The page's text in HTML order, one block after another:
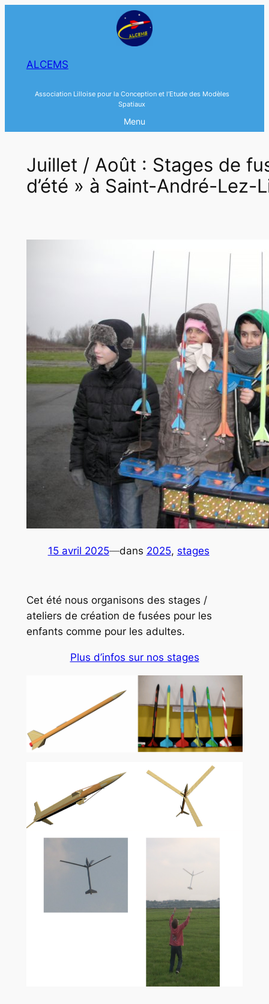
ALCEMS
Association Lilloise pour la Conception et l’Etude des Modèles
Spatiaux
Menu
Juillet / Août : Stages de
d’été » à Saint-André-Lez-
15 avril 2025—dans 2025, stages
Cet été nous organisons des stages /
ateliers de création de fusées pour les
enfants comme pour les adultes.
Plus d’infos sur nos stages